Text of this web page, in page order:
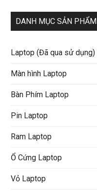
DANH MỤC SẢN PHẨM
Laptop (Đã qua sử dụng)
Màn hình Laptop
Bàn Phím Laptop
Pin Laptop
Ram Laptop
Ổ Cứng Laptop
Vỏ Laptop